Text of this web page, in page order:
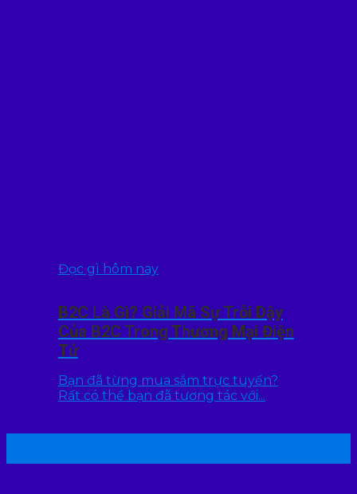
Đọc gì hôm nay
B2C Là Gì? Giải Mã Sự Trỗi Dậy
Của B2C Trong Thương Mại Điện
Tử
Bạn đã từng mua sắm trực tuyến?
Rất có thể bạn đã tương tác với...